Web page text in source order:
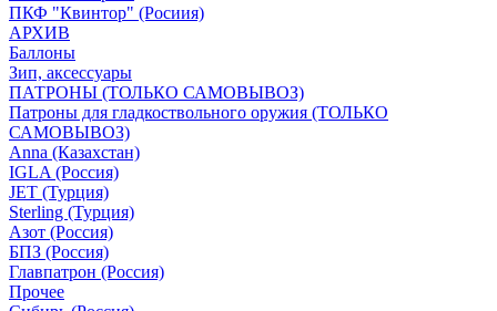
ПКФ "Квинтор" (Росиия)
АРХИВ
Баллоны
Зип, аксессуары
ПАТРОНЫ (ТОЛЬКО САМОВЫВОЗ)
Патроны для гладкоствольного оружия (ТОЛЬКО
САМОВЫВОЗ)
Anna (Казахстан)
IGLA (Россия)
JET (Турция)
Sterling (Турция)
Азот (Россия)
БПЗ (Россия)
Главпатрон (Россия)
Прочее